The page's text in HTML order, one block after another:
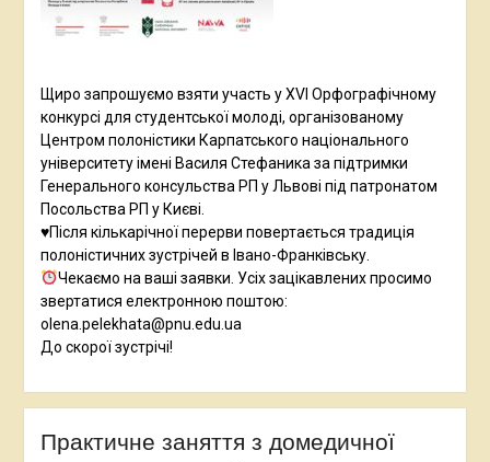
Щиро запрошуємо взяти участь у XVI Орфографічному
конкурсі для студентської молоді, організованому
Центром полоністики Карпатського національного
університету імені Василя Стефаника за підтримки
Генерального консульства РП у Львові під патронатом
Посольства РП у Києві.
♥️Після кількарічної перерви повертається традиція
полоністичних зустрічей в Івано-Франківську.
Чекаємо на ваші заявки. Усіх зацікавлених просимо
звертатися електронною поштою:
olena.pelekhata@pnu.edu.ua
До скорої зустрічі!
Практичне заняття з домедичної